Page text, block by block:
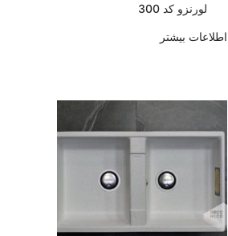
لورنزو کد 300
اطلاعات بیشتر